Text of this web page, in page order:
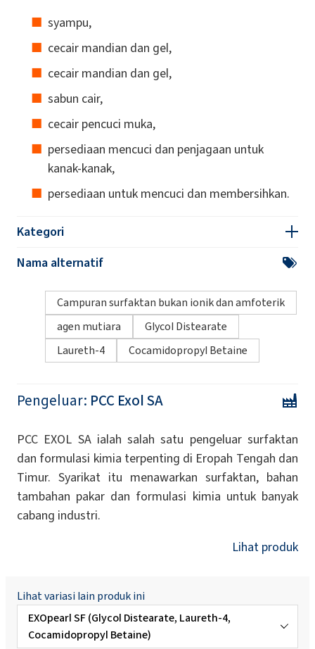
syampu,
cecair mandian dan gel,
cecair mandian dan gel,
sabun cair,
cecair pencuci muka,
persediaan mencuci dan penjagaan untuk
kanak-kanak,
persediaan untuk mencuci dan membersihkan.
Kategori
Nama alternatif
Campuran surfaktan bukan ionik dan amfoterik
agen mutiara
Glycol Distearate
Laureth-4
Cocamidopropyl Betaine
Pengeluar: PCC Exol SA
PCC EXOL SA ialah salah satu pengeluar surfaktan
dan formulasi kimia terpenting di Eropah Tengah dan
Timur. Syarikat itu menawarkan surfaktan, bahan
tambahan pakar dan formulasi kimia untuk banyak
cabang industri.
Lihat produk
Lihat variasi lain produk ini
EXOpearl SF (Glycol Distearate, Laureth-4,
Cocamidopropyl Betaine)